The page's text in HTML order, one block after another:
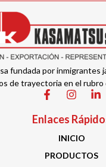
fundada por inmigrantes
de trayectoria en el rubro
Enlaces
INICIO
PRODUCTOS